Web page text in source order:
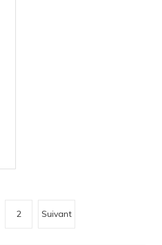
2 Suivant